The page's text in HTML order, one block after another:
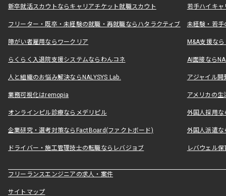
新卒就活スカウトならキャリアチケット就職スカウト 若手ハイキ
フリーター・既卒・未経験の就職・再就職ならハタラクティブ 未経験・若手
障がい者雇用ならワークリア M&A支援な
らくらく入退院支援システムならわんコネ AI面接なら
人と組織のお悩み解決ならNALYSYS Lab. アジャイル
業務可視化はremopia アメリカの
オンラインピル診療ならメデリピル 外国人採用
企業研究・選考対策ならFactBoard(ファクトボード) 外国人派遣な
ドライバー・施工管理技士の転職ならレバジョブ レバウェル
フリーランスエンジニアの求人・案件
サイトマップ